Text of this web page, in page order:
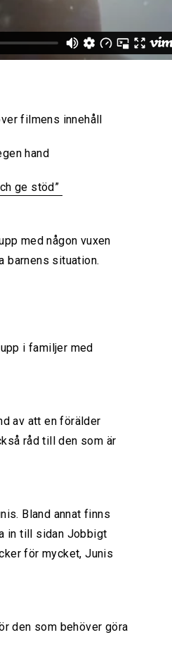
filmens innehåll
hand
ge stöd”
med någon vuxen
barnens situation.
i familjer med
av att en förälder
råd till den som är
Bland annat finns
in till sidan Jobbigt
för mycket, Junis
den som behöver göra